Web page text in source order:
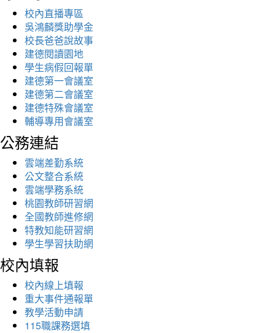
校內直播專區
吳鴻麟獎助學金
校長爸爸說故事
建德閱讀園地
學生病假回報單
建德第一會議室
建德第二會議室
建德特殊會議室
輔導專用會議室
公務連結
雲端差勤系統
公文整合系統
雲端學務系統
桃園教師研習網
全國教師進修網
特教知能研習網
學生學習扶助網
校內填報
校內線上填報
重大事件通報單
教學活動申請
115職課務選填